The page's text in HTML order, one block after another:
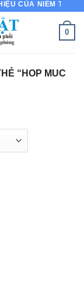
CỦA NIỀM TIN
0
“HOP MUC